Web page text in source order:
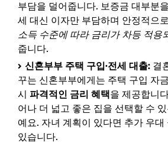
부담을 덜어줍니다. 보증금 대부분
세 대신 이자만 부담하며 안정적으
소득 수준에 따라 금리가 차등 적용
줍니다.
신혼부부 주택 구입·전세 대출: 결
꾸는 신혼부부에게는 주택 구입 자
시 파격적인 금리 혜택을 제공합니
어나 더 넓고 좋은 집을 선택할 수
예요. 자녀 계획이 있다면 추가 우
있습니다.